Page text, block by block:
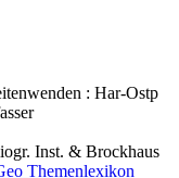
: Har-Ostp
Inst. & Brockhaus
Themenlexikon